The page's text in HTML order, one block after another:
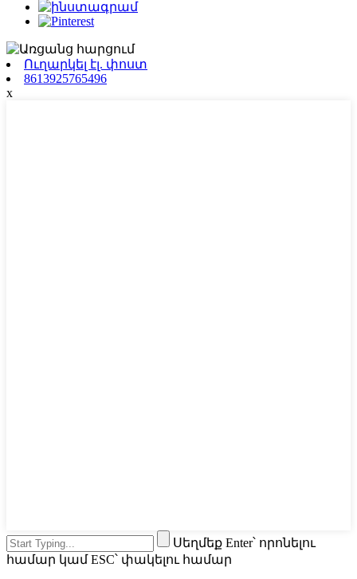
Ուղարկել էլ. փոստ
8613925765496
x
Սեղմեք Enter՝ որոնելու
համար կամ ESC՝ փակելու համար